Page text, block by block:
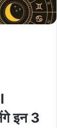
इन 3